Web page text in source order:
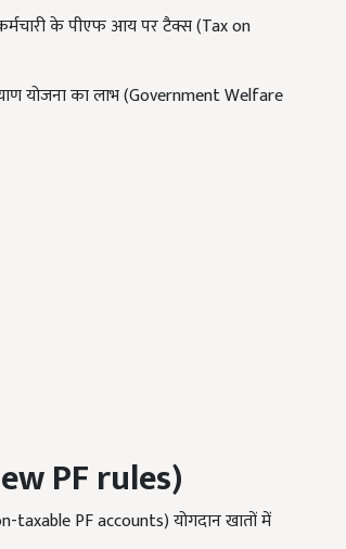
के पीएफ आय पर टैक्स (Tax on
योजना का लाभ (Government Welfare
PF rules)
taxable PF accounts) योगदान खातों में